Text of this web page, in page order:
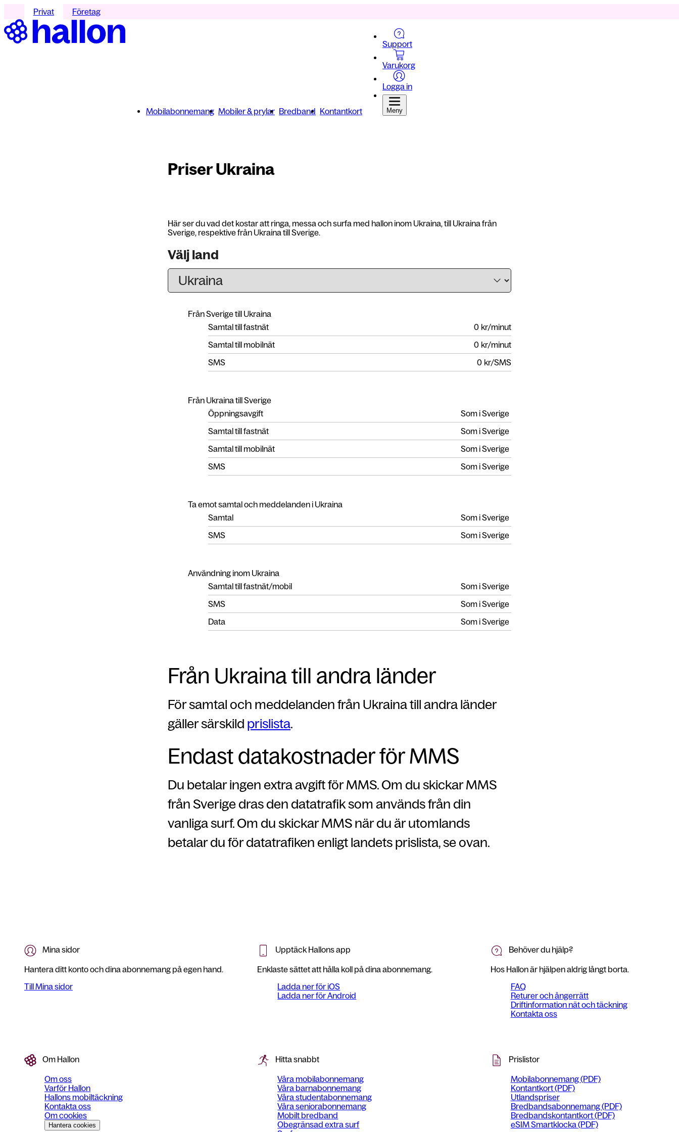
Privat Företag
Mobilabonnemang Mobiler & prylar Bredband Kontantkort
Support
Varukorg
Logga in
Meny
Priser Ukraina
Här ser du vad det kostar att ringa, messa och surfa med hallon inom Ukraina, till Ukraina från
Sverige, respektive från Ukraina till Sverige.
Välj land
Från Sverige till Ukraina
Samtal till fastnät
0 kr/minut
Samtal till mobilnät
0 kr/minut
SMS
0 kr/SMS
Från Ukraina till Sverige
Öppningsavgift
Som i Sverige
Samtal till fastnät
Som i Sverige
Samtal till mobilnät
Som i Sverige
SMS
Som i Sverige
Ta emot samtal och meddelanden i Ukraina
Samtal
Som i Sverige
SMS
Som i Sverige
Användning inom Ukraina
Samtal till fastnät/mobil
Som i Sverige
SMS
Som i Sverige
Data
Som i Sverige
Från Ukraina till andra länder
För samtal och meddelanden från Ukraina till andra länder
gäller särskild prislista.
Endast datakostnader för MMS
Du betalar ingen extra avgift för MMS. Om du skickar MMS
från Sverige dras den datatrafik som används från din
vanliga surf. Om du skickar MMS när du är utomlands
betalar du för datatrafiken enligt landets prislista, se ovan.
Mina sidor
Hantera ditt konto och dina abonnemang på egen hand.
Till Mina sidor
Upptäck Hallons app
Enklaste sättet att hålla koll på dina abonnemang.
Ladda ner för iOS
Ladda ner för Android
Behöver du hjälp?
Hos Hallon är hjälpen aldrig långt borta.
FAQ
Returer och ångerrätt
Driftinformation nät och täckning
Kontakta oss
Om Hallon
Om oss
Varför Hallon
Hallons mobiltäckning
Kontakta oss
Om cookies
Hantera cookies
Hitta snabbt
Våra mobilabonnemang
Våra barnabonnemang
Våra studentabonnemang
Våra seniorabonnemang
Mobilt bredband
Obegränsad extra surf
Prislistor
Mobilabonnemang (PDF)
Kontantkort (PDF)
Utlandspriser
Bredbandsabonnemang (PDF)
Bredbandskontantkort (PDF)
eSIM Smartklocka (PDF)